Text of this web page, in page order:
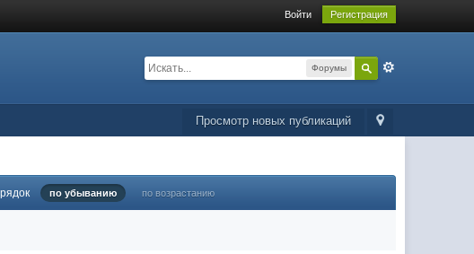
Войти Регистрация
Форумы
Просмотр новых публикаций
по убыванию по возрастанию